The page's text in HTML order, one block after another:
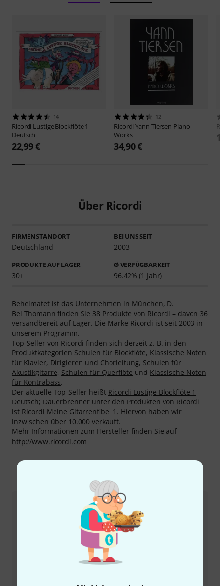
14
Ricordi Lustige Blockflöte 1
Deutsch
22,99 €
12
RicordiYann Tiersen Piano
Works
34,90 €
Über Ricordi
FIRMENSTANDORT
Deutschland
BEI UNS SEIT
2003
PRODUKTE AUF LAGER
30+
Ø VERFÜGBARKEIT
96.42% (1 Jahr)
Beheimatet ist das Unternehmen in München, D.
Bei Thomann finden Sie 38 Produkte von Ricordi – davon 36
versandbereit auf Lager. Die Marke Ricordi ist seit 2003 in
unserem Programm.
Top-Seller von Ricordi finden sich derzeit z. B. in den
Produktkategorien Schulen für Blockflöte, Klassische Noten
für Klavier, Dirigieren und Chorleitung, Schulen für
Akustikgitarre, Schulen für Querflöte und Klassische Noten
für Kontrabass.
Der aktuelle Top-Seller heißt Ricordi Lustige Blockflöte 1
Deutsch; Dauerbrenner unter den Produkten von Ricordi
ist Ricordi Meine Gitarrenfibel 1 . Hiervon haben wir
inzwischen über 10.000 verkauft.
Mehr Informationen zum Hersteller finden Sie auf
http://www.ricordi.com
So erreichen Sie uns
Kundenservice